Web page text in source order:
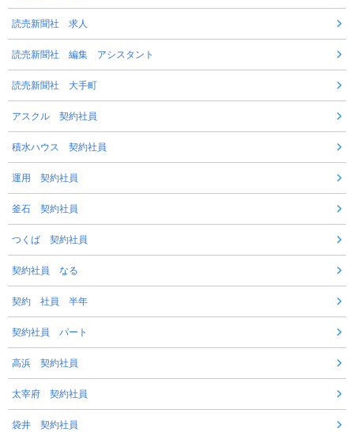
読売新聞社 求人
読売新聞社 編集 アシスタント
読売新聞社 大手町
アスクル 契約社員
積水ハウス 契約社員
運用 契約社員
釜石 契約社員
つくば 契約社員
契約社員 なる
契約 社員 半年
契約社員 パート
高浜 契約社員
太宰府 契約社員
袋井 契約社員